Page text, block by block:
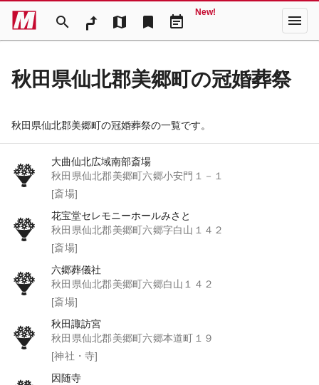
search map bookmark event_note
New! menu
秋田県仙北郡美郷町の冠婚葬祭
秋田県仙北郡美郷町の冠婚葬祭の一覧です。
大曲仙北広域南部斎場
秋田県仙北郡美郷町六郷小安門１－１
[斎場]
花宝堂セレモニーホールみさと
秋田県仙北郡美郷町六郷字白山１４２
[斎場]
六郷葬儀社
秋田県仙北郡美郷町六郷白山１４２
[斎場]
秋田諏訪宮
秋田県仙北郡美郷町六郷本道町１９
[神社・寺]
因随寺